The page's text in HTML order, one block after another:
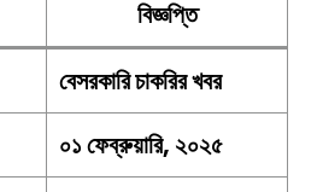
বিজ্ঞপ্তি
বেসরকারি চাকরির খবর
০১ ফেব্রুয়ারি, ২০২৫